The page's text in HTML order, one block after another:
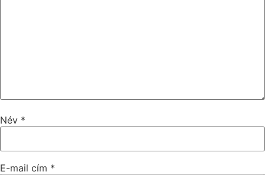
Név *
E-mail cím *